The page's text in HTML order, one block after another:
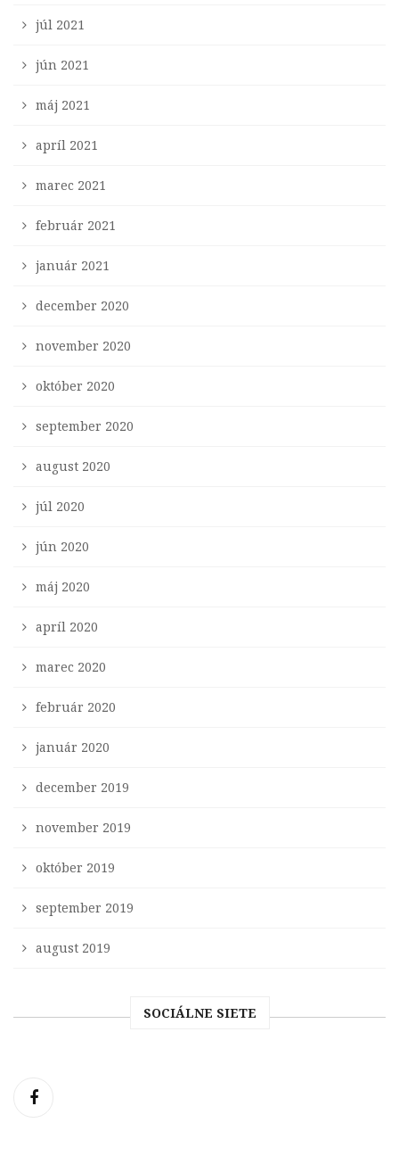
júl 2021
jún 2021
máj 2021
apríl 2021
marec 2021
február 2021
január 2021
december 2020
november 2020
október 2020
september 2020
august 2020
júl 2020
jún 2020
máj 2020
apríl 2020
marec 2020
február 2020
január 2020
december 2019
november 2019
október 2019
september 2019
august 2019
SOCIÁLNE SIETE